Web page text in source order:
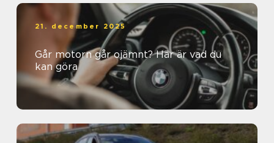
21. december 2025
Går motorn går ojämnt? Här är vad du
kan göra